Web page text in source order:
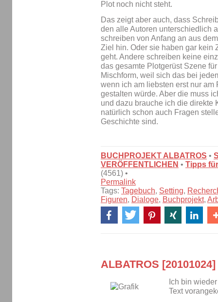
Plot noch nicht steht.
Das zeigt aber auch, dass
den alle Autoren unterschiedlich
schreiben von Anfang an aus
Ziel hin. Oder sie haben gar kein
geht. Andere schreiben keine
das gesamte Plotgerüst Szene
Mischform, weil sich das bei
wenn ich am liebsten erst nur
gestalten würde. Aber die muss
und dazu brauche ich die direkte
natürlich schon auch Fragen
Geschichte sind.
BUCHPROJEKT ALBATROS •
VERÖFFENTLICHEN • Tipps
(4561) •
Permalink
Tags: Tagebuch, Setting,
Figuren, Dialoge, Buchprojekt,
ALBATROS [20101024]
Ich bin
Text